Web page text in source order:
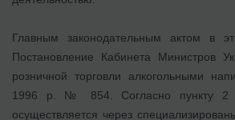
Главным законодательным актом в
Постановление Кабинета Министров
розничной торговли алкогольными
1996 р. № 854. Согласно пункту 2
осуществляется через